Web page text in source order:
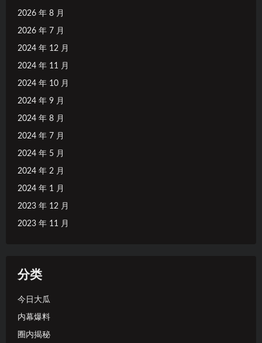
2026 年 8 月
2026 年 7 月
2024 年 12 月
2024 年 11 月
2024 年 10 月
2024 年 9 月
2024 年 8 月
2024 年 7 月
2024 年 5 月
2024 年 2 月
2024 年 1 月
2023 年 12 月
2023 年 11 月
分类
今日大瓜
内幕爆料
圈内揭秘